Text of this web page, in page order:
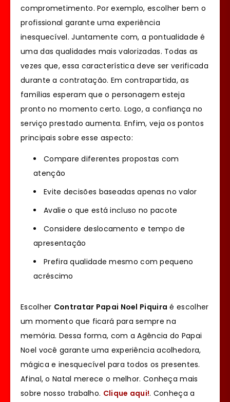
comprometimento. Por exemplo, escolher bem o
profissional garante uma experiência
inesquecível. Juntamente com, a pontualidade é
uma das qualidades mais valorizadas. Todas as
vezes que, essa característica deve ser verificada
durante a contratação. Em contrapartida, as
famílias esperam que o personagem esteja
pronto no momento certo. Logo, a confiança no
serviço prestado aumenta. Enfim, veja os pontos
principais sobre esse aspecto:
Compare diferentes propostas com
atenção
Evite decisões baseadas apenas no valor
Avalie o que está incluso no pacote
Considere deslocamento e tempo de
apresentação
Prefira qualidade mesmo com pequeno
acréscimo
Escolher Contratar Papai Noel Piquira é escolher
um momento que ficará para sempre na
memória. Dessa forma, com a Agência do Papai
Noel você garante uma experiência acolhedora,
mágica e inesquecível para todos os presentes.
Afinal, o Natal merece o melhor. Conheça mais
sobre nosso trabalho. Clique aqui!. Conheça a